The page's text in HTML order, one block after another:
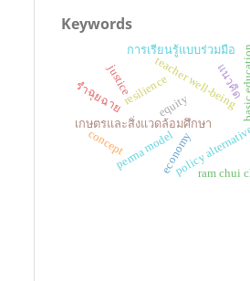
Keywords
เกษตรและสิ่งแวดล้อมศึกษา
resilience
policy
basic
equity
justice teacher well-being
perma model
การเรียนรู้แบบร่วมมือ
แนวคิด
รำฉุยฉาย
concept
ram chui
economy